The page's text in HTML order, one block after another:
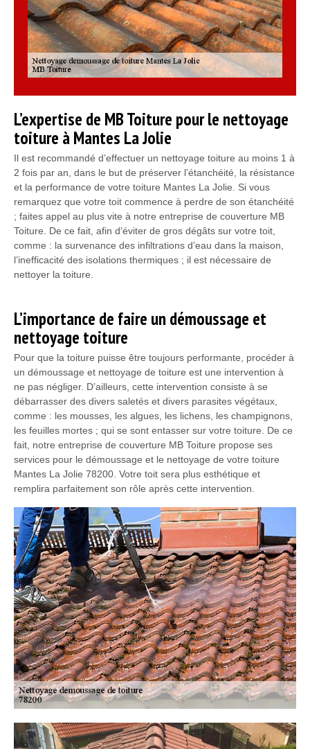
L’expertise de MB Toiture pour le nettoyage
toiture à Mantes La Jolie
Il est recommandé d’effectuer un nettoyage toiture au moins 1 à
2 fois par an, dans le but de préserver l’étanchéité, la résistance
et la performance de votre toiture Mantes La Jolie. Si vous
remarquez que votre toit commence à perdre de son étanchéité
; faites appel au plus vite à notre entreprise de couverture MB
Toiture. De ce fait, afin d’éviter de gros dégâts sur votre toit,
comme : la survenance des infiltrations d’eau dans la maison,
l’inefficacité des isolations thermiques ; il est nécessaire de
nettoyer la toiture.
L’importance de faire un démoussage et
nettoyage toiture
Pour que la toiture puisse être toujours performante, procéder à
un démoussage et nettoyage de toiture est une intervention à
ne pas négliger. D’ailleurs, cette intervention consiste à se
débarrasser des divers saletés et divers parasites végétaux,
comme : les mousses, les algues, les lichens, les champignons,
les feuilles mortes ; qui se sont entasser sur votre toiture. De ce
fait, notre entreprise de couverture MB Toiture propose ses
services pour le démoussage et le nettoyage de votre toiture
Mantes La Jolie 78200. Votre toit sera plus esthétique et
remplira parfaitement son rôle après cette intervention.